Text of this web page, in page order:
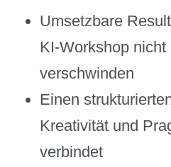
Umsetzbare
KI-Workshop
verschwinden
Einen
Kreativität und
verbindet